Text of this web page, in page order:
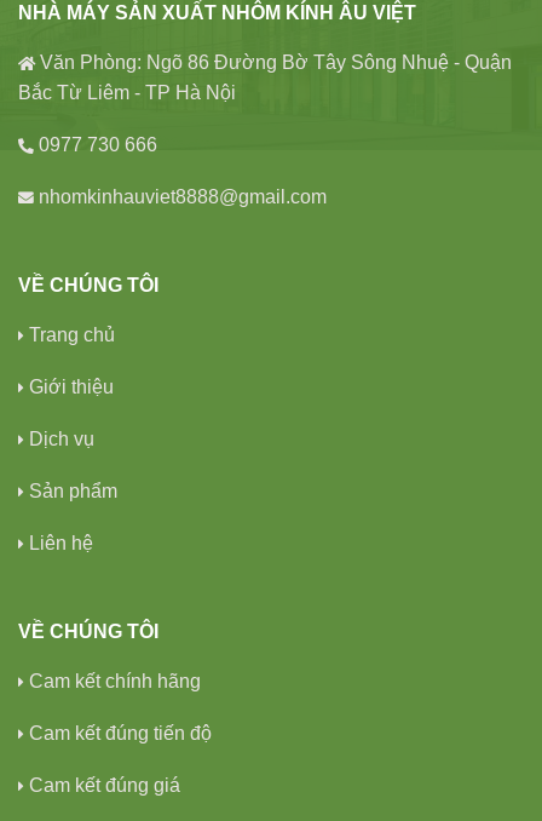
NHÀ MÁY SẢN XUẤT NHÔM KÍNH ÂU VIỆT
Văn Phòng: Ngõ 86 Đường Bờ Tây Sông Nhuệ - Quận
Bắc Từ Liêm - TP Hà Nội
0977 730 666
nhomkinhauviet8888@gmail.com
VỀ CHÚNG TÔI
Trang chủ
Giới thiệu
Dịch vụ
Sản phẩm
Liên hệ
VỀ CHÚNG TÔI
Cam kết chính hãng
Cam kết đúng tiến độ
Cam kết đúng giá